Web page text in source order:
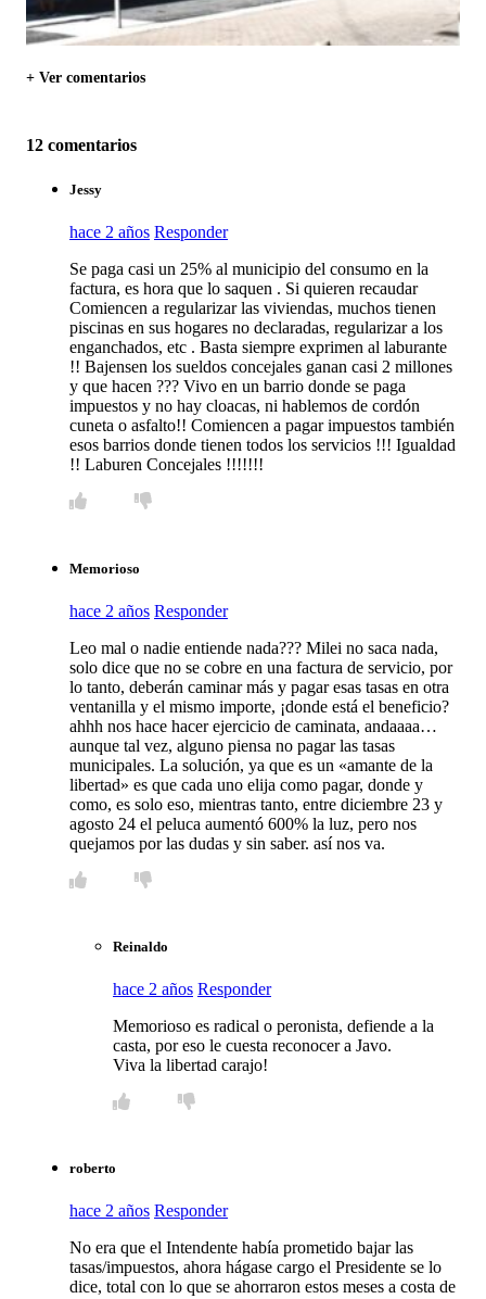
+ Ver comentarios
12 comentarios
Jessy
hace 2 años Responder
Se paga casi un 25% al municipio del consumo en la
factura, es hora que lo saquen . Si quieren recaudar
Comiencen a regularizar las viviendas, muchos tienen
piscinas en sus hogares no declaradas, regularizar a los
enganchados, etc . Basta siempre exprimen al laburante
!! Bajensen los sueldos concejales ganan casi 2 millones
y que hacen ??? Vivo en un barrio donde se paga
impuestos y no hay cloacas, ni hablemos de cordón
cuneta o asfalto!! Comiencen a pagar impuestos también
esos barrios donde tienen todos los servicios !!! Igualdad
!! Laburen Concejales !!!!!!!
Memorioso
hace 2 años Responder
Leo mal o nadie entiende nada??? Milei no saca nada,
solo dice que no se cobre en una factura de servicio, por
lo tanto, deberán caminar más y pagar esas tasas en otra
ventanilla y el mismo importe, ¡donde está el beneficio?
ahhh nos hace hacer ejercicio de caminata, andaaaa…
aunque tal vez, alguno piensa no pagar las tasas
municipales. La solución, ya que es un «amante de la
libertad» es que cada uno elija como pagar, donde y
como, es solo eso, mientras tanto, entre diciembre 23 y
agosto 24 el peluca aumentó 600% la luz, pero nos
quejamos por las dudas y sin saber. así nos va.
Reinaldo
hace 2 años Responder
Memorioso es radical o peronista, defiende a la
casta, por eso le cuesta reconocer a Javo.
Viva la libertad carajo!
roberto
hace 2 años Responder
No era que el Intendente había prometido bajar las
tasas/impuestos, ahora hágase cargo el Presidente se lo
dice, total con lo que se ahorraron estos meses a costa de